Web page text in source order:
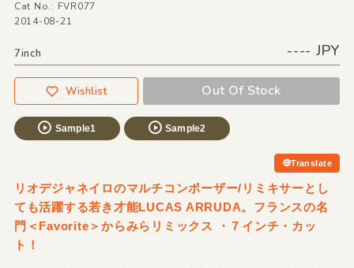
Cat No.: FVR077
2014-08-21
7inch ---- JPY
Wishlist Out Of Stock
Sample1 Sample2
Translate
リオデジャネイロのマルチコンポーザー/リミキサーとし
ても活躍する若き才能LUCAS ARRUDA。フランスの名
門＜Favorite＞からみらリミックス ・７インチ・カッ
ト！